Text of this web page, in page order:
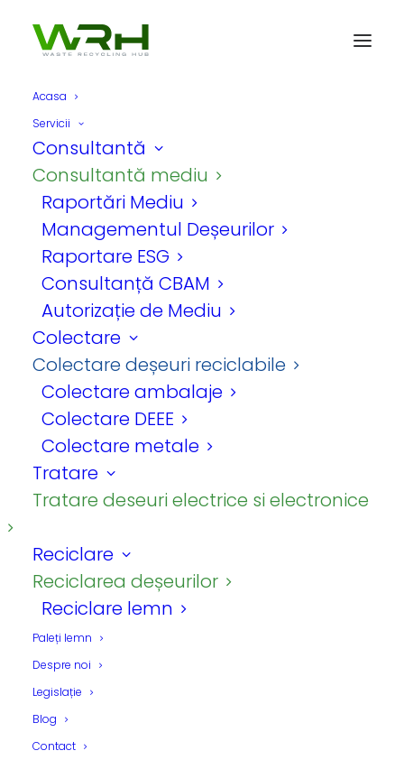
Acasa
Servicii
Consultantă
Consultantă mediu
Raportări Mediu
Managementul Deșeurilor
Raportare ESG
Consultanță CBAM
Autorizație de Mediu
Colectare
Colectare deșeuri reciclabile
Colectare ambalaje
Colectare DEEE
Colectare metale
Tratare
Tratare deseuri electrice si electronice
Reciclare
Reciclarea deșeurilor
Reciclare lemn
Paleți lemn
Despre noi
Legislație
Blog
Contact
Colectare hârtie și
carton
Contactează-ne
Acasă
Servicii deșeuri reciclabile
Colectare deșeuri reciclabile
Colectare deseuri ambalaje
Colectare hârtie și carton